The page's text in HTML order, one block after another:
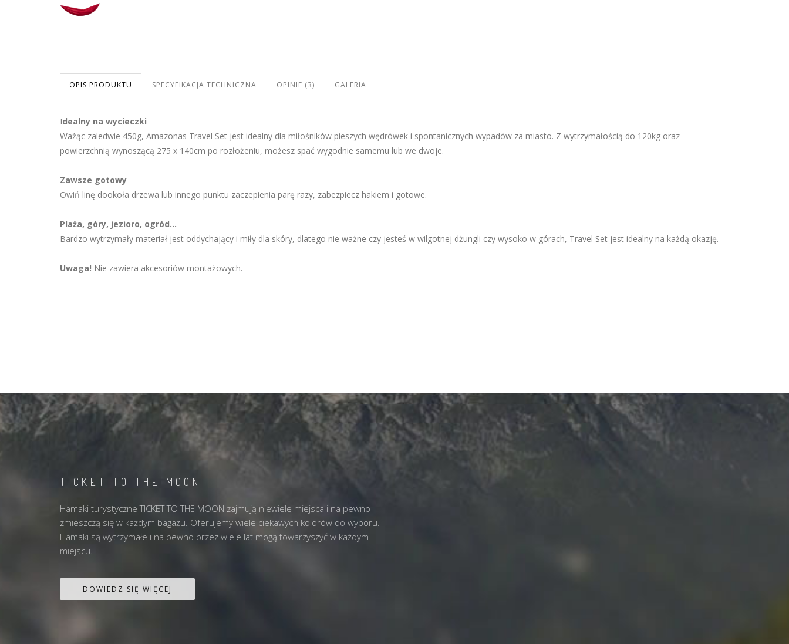
OPIS PRODUKTU SPECYFIKACJA TECHNICZNA OPINIE (3) GALERIA
Idealny na wycieczki
Ważąc zaledwie 450g, Amazonas Travel Set jest idealny dla miłośników pieszych wędrówek i spontanicznych wypadów za miasto. Z wytrzymałością do 120kg oraz
powierzchnią wynoszącą 275 x 140cm po rozłożeniu, możesz spać wygodnie samemu lub we dwoje.
Zawsze gotowy
Owiń linę dookoła drzewa lub innego punktu zaczepienia parę razy, zabezpiecz hakiem i gotowe.
Plaża, góry, jezioro, ogród…
Bardzo wytrzymały materiał jest oddychający i miły dla skóry, dlatego nie ważne czy jesteś w wilgotnej dżungli czy wysoko w górach, Travel Set jest idealny na każdą okazję.
Uwaga! Nie zawiera akcesoriów montażowych.
TICKET TO THE MOON
Hamaki turystyczne TICKET TO THE MOON zajmują niewiele miejsca i na pewno
zmieszczą się w każdym bagażu. Oferujemy wiele ciekawych kolorów do wyboru.
Hamaki są wytrzymałe i na pewno przez wiele lat mogą towarzyszyć w każdym
miejscu.
DOWIEDZ SIĘ WIĘCEJ